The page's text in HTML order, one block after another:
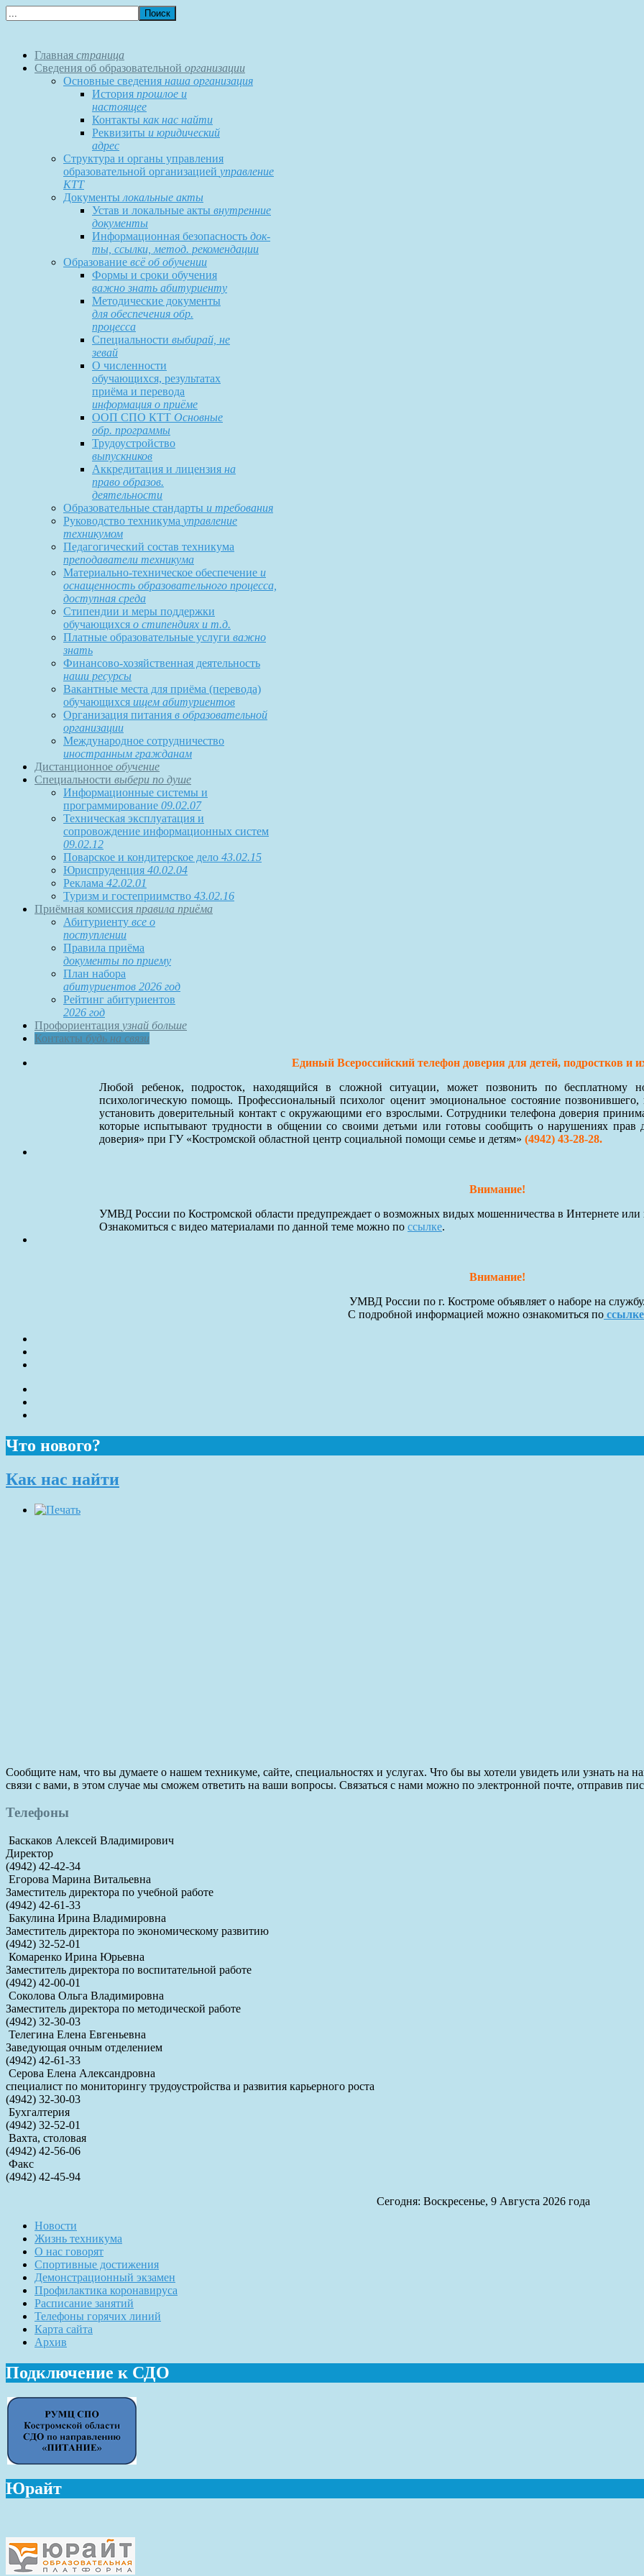
Главная страница
Сведения об образовательной организации
Основные сведения наша организация
История прошлое и
настоящее
Контакты как нас найти
Реквизиты и юридический
адрес
Структура и органы управления
образовательной организацией управление
КТТ
Документы локальные акты
Устав и локальные акты внутренние
документы
Информационная безопасность док-
ты, ссылки, метод. рекомендации
Образование всё об обучении
Формы и сроки обучения
важно знать абитуриенту
Методические документы
для обеспечения обр.
процесса
Специальности выбирай, не
зевай
О численности
обучающихся, результатах
приёма и перевода
информация о приёме
ООП СПО КТТ Основные
обр. программы
Трудоустройство
выпускников
Аккредитация и лицензия на
право образов.
деятельности
Образовательные стандарты и требования
Руководство техникума управление
техникумом
Педагогический состав техникума
преподаватели техникума
Материально-техническое обеспечение и
оснащенность образовательного процесса,
доступная среда
Стипендии и меры поддержки
обучающихся о стипендиях и т.д.
Платные образовательные услуги важно
знать
Финансово-хозяйственная деятельность
наши ресурсы
Вакантные места для приёма (перевода)
обучающихся ищем абитуриентов
Организация питания в образовательной
организации
Международное сотрудничество
иностранным гражданам
Дистанционное обучение
Специальности выбери по душе
Информационные системы и
программирование 09.02.07
Техническая эксплуатация и
сопровождение информационных систем
09.02.12
Поварское и кондитерское дело 43.02.15
Юриспруденция 40.02.04
Реклама 42.02.01
Туризм и гостеприимство 43.02.16
Приёмная комиссия правила приёма
Абитуриенту все о
поступлении
Правила приёма
документы по приему
План набора
абитуриентов 2026 год
Рейтинг абитуриентов
2026 год
Профориентация узнай больше
Контакты будь на связи
Единый Всероссийский телефон доверия для детей, подростков и
Любой ребенок, подросток, находящийся в сложной ситуации, может позвонить по бесплатному
психологическую помощь. Профессиональный психолог оценит эмоциональное состояние
установить доверительный контакт с окружающими его взрослыми. Сотрудники телефона доверия
которые испытывают трудности в общении со своими детьми или готовы сообщить о нарушениях прав
доверия» при ГУ «Костромской областной центр социальной помощи семье и детям» (4942) 43-28-28.
Внимание!
УМВД России по Костромской области предупреждает о возможных видых мошенничества в Интернете или
Ознакомиться с видео материалами по данной теме можно по ссылке.
Внимание!
УМВД России по г. Костроме объявляет о наборе на
С подробной информацией можно ознакомиться по ссылке
Что нового?
Как нас найти
Сообщите нам, что вы думаете о нашем техникуме, сайте, специальностях и услугах. Что бы вы хотели увидеть или узнать на
связи с вами, в этом случае мы сможем ответить на ваши вопросы. Связаться с нами можно по электронной почте, отправив
Телефоны
Баскаков Алексей Владимирович
Директор
(4942) 42-42-34
Егорова Марина Витальевна
Заместитель директора по учебной работе
(4942) 42-61-33
Бакулина Ирина Владимировна
Заместитель директора по экономическому развитию
(4942) 32-52-01
Комаренко Ирина Юрьевна
Заместитель директора по воспитательной работе
(4942) 42-00-01
Соколова Ольга Владимировна
Заместитель директора по методической работе
(4942) 32-30-03
Телегина Елена Евгеньевна
Заведующая очным отделением
(4942) 42-61-33
Серова Елена Александровна
специалист по мониторингу трудоустройства и развития карьерного роста
(4942) 32-30-03
Бухгалтерия
(4942) 32-52-01
Вахта, столовая
(4942) 42-56-06
Факс
(4942) 42-45-94
Сегодня: Воскресенье, 9 Августа 2026 года
Новости
Жизнь техникума
О нас говорят
Спортивные достижения
Демонстрационный экзамен
Профилактика коронавируса
Расписание занятий
Телефоны горячих линий
Карта сайта
Архив
Подключение к СДО
Юрайт